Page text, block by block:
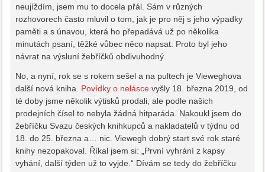
neujíždím, jsem mu to docela přál. Sám v různých
rozhovorech často mluvil o tom, jak je pro něj s jeho výpadky
paměti a s únavou, která ho přepadává už po několika
minutách psaní, těžké vůbec něco napsat. Proto byl jeho
návrat na výsluní žebříčků obdivuhodný.
No, a nyní, rok se s rokem sešel a na pultech je Vieweghova
další nová kniha. Povídky o nelásce vyšly 18. března 2019, od
té doby jsme několik výtisků prodali, ale podle našich
prodejních čísel to nebyla žádná hitparáda. Nakoukl jsem do
žebříčku Svazu českých knihkupců a nakladatelů v týdnu od
18. do 25. března a… nic. Viewegh dobrý start své rok staré
knihy nezopakoval. Říkal jsem si: „První vyhrání z kapsy
vyhání, další týden už to vyjde.“ Dívám se tedy do žebříčku